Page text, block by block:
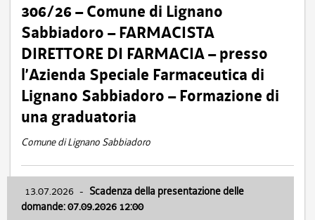
306/26 – Comune di Lignano
Sabbiadoro – FARMACISTA
DIRETTORE DI FARMACIA – presso
l’Azienda Speciale Farmaceutica di
Lignano Sabbiadoro – Formazione di
una graduatoria
Comune di Lignano Sabbiadoro
13.07.2026 - Scadenza della presentazione delle
domande: 07.09.2026 12:00